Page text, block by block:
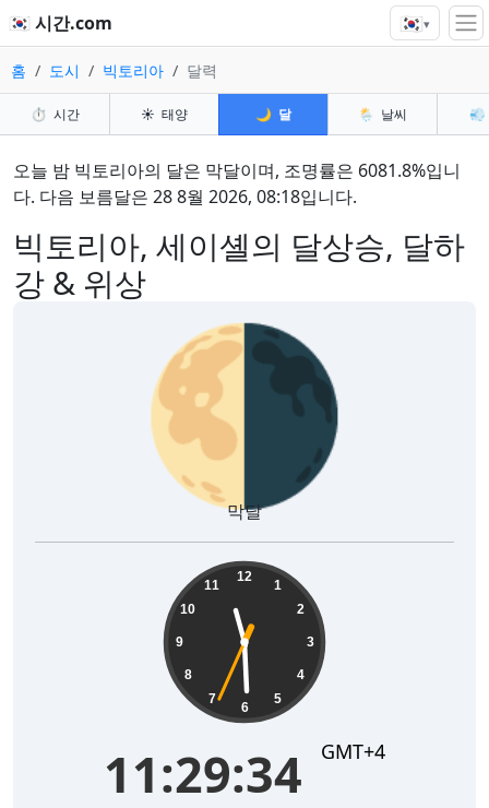
🇰🇷 시간.com 🇰🇷▾
홈 도시 빅토리아 달력
⏱️ 시간 ☀️ 태양 🌙 달 🌦️ 날씨 💨
빅토리아, 세이셸의 달상승, 달하
강 & 위상
오늘 밤 빅토리아의 달은 막달이며, 조명률은 6081.8%입니
다. 다음 보름달은 28 8월 2026, 08:18입니다.
🌗
막달
12
1
2
3
4
5
6
7
8
9
10
11
11:29:35 GMT+4